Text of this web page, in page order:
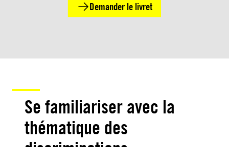
Demander le livret
Se familiariser avec la
thématique des